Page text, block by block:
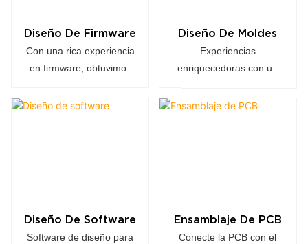
Diseño De Firmware
Con una rica experiencia
en firmware, obtuvimos
impresora.
Diseño De Moldes
Experiencias
enriquecedoras con un
Diseño De Software
Software de diseño para
Ensamblaje De PCB
Conecte la PCB con el